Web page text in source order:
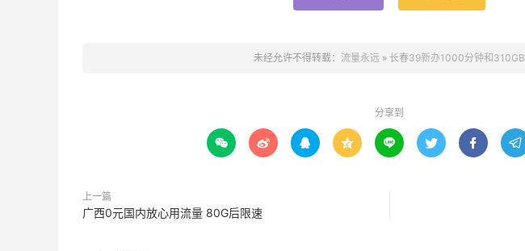
未经允许不得转载： 流量永远 » 长春39新办1000分钟和310GB
分享到
       
上一篇
广西0元国内放心用流量 80G后限速